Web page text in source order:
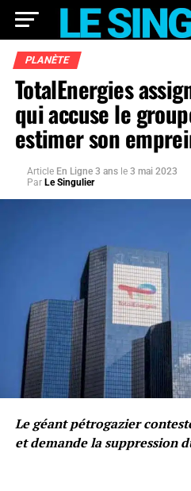
PLANÈTE
TotalEnergies
qui accuse le
estimer son
Article En Ligne 3 ans le 3 mai 2023
Par Le Singulier
Le géant pétrogazier
et demande la suppression